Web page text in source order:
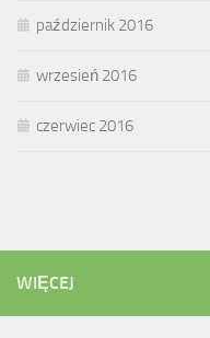
październik 2016
wrzesień 2016
czerwiec 2016
WIĘCEJ